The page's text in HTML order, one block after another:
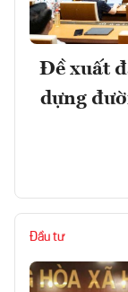
Đề xuất
dựng
Đầu tư